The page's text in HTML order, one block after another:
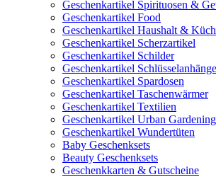
Geschenkartikel Spirituosen &
Geschenkartikel Food
Geschenkartikel Haushalt &
Geschenkartikel Scherzartikel
Geschenkartikel Schilder
Geschenkartikel
Geschenkartikel Spardosen
Geschenkartikel Taschenwärmer
Geschenkartikel Textilien
Geschenkartikel Urban Gardening
Geschenkartikel Wundertüten
Baby Geschenksets
Beauty Geschenksets
Geschenkkarten & Gutscheine